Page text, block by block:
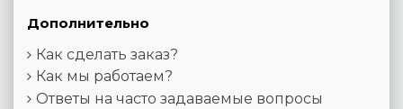
Дополнительно
Как сделать заказ?
Как мы работаем?
Ответы на часто задаваемые вопросы